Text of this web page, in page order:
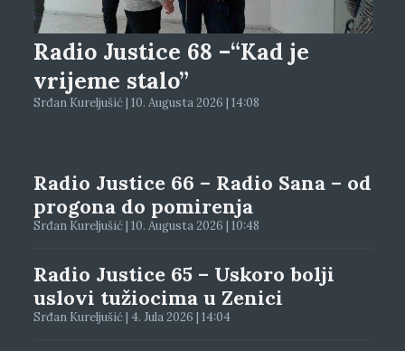
Radio Justice 68 –“Kad je
vrijeme stalo”
Srđan Kureljušić | 10. Augusta 2026 | 14:08
Radio Justice 66 – Radio Sana – od
progona do pomirenja
Srđan Kureljušić | 10. Augusta 2026 | 10:48
Radio Justice 65 – Uskoro bolji
uslovi tužiocima u Zenici
Srđan Kureljušić | 4. Jula 2026 | 14:04